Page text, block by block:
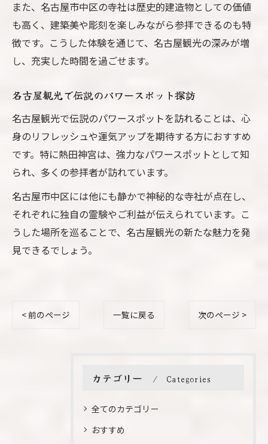
また、名古屋市中区の寺社は歴史的建造物としての価値
も高く、建築美や彫刻を楽しみながら参拝できるのも特
徴です。こうした体験を通じて、名古屋観光の深みが増
し、充実した時間を過ごせます。
名古屋観光で伝説のパワースポット探訪
名古屋観光で伝説のパワースポットを訪れることは、心
身のリフレッシュや運気アップを期待する方におすすめ
です。特に熱田神宮は、強力なパワースポットとして知
られ、多くの参拝者が訪れています。
名古屋市中区には他にも静かで神秘的な寺社が点在し、
それぞれに独自の霊験やご利益が伝えられています。こ
うした場所を巡ることで、名古屋観光の新たな魅力を発
見できるでしょう。
< 前のページ 一覧に戻る 次のページ >
カテゴリー Categories
全てのカテゴリー
おすすめ